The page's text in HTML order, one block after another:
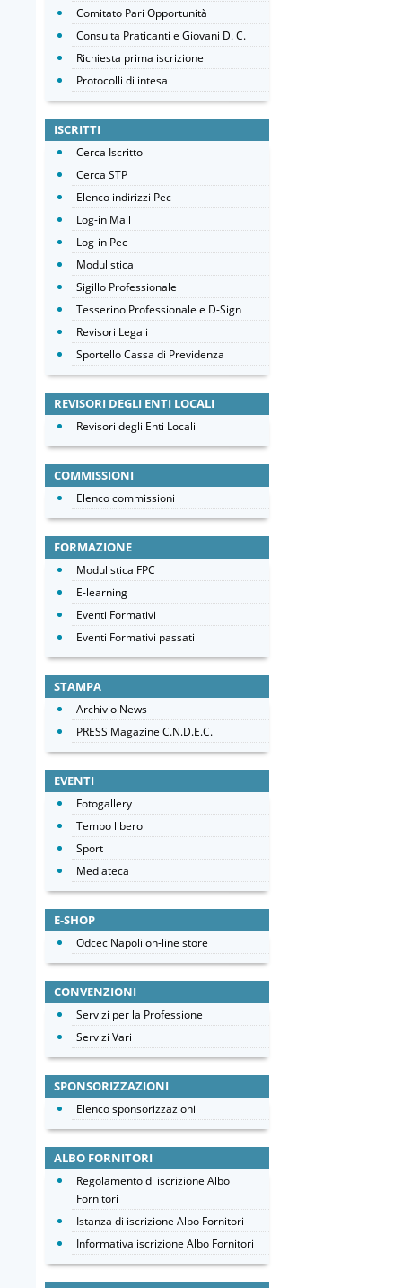
Comitato Pari Opportunità
Consulta Praticanti e Giovani D. C.
Richiesta prima iscrizione
Protocolli di intesa
ISCRITTI
Cerca Iscritto
Cerca STP
Elenco indirizzi Pec
Log-in Mail
Log-in Pec
Modulistica
Sigillo Professionale
Tesserino Professionale e D-Sign
Revisori Legali
Sportello Cassa di Previdenza
REVISORI DEGLI ENTI LOCALI
Revisori degli Enti Locali
COMMISSIONI
Elenco commissioni
FORMAZIONE
Modulistica FPC
E-learning
Eventi Formativi
Eventi Formativi passati
STAMPA
Archivio News
PRESS Magazine C.N.D.E.C.
EVENTI
Fotogallery
Tempo libero
Sport
Mediateca
E-SHOP
Odcec Napoli on-line store
CONVENZIONI
Servizi per la Professione
Servizi Vari
SPONSORIZZAZIONI
Elenco sponsorizzazioni
ALBO FORNITORI
Regolamento di iscrizione Albo
Fornitori
Istanza di iscrizione Albo Fornitori
Informativa iscrizione Albo Fornitori